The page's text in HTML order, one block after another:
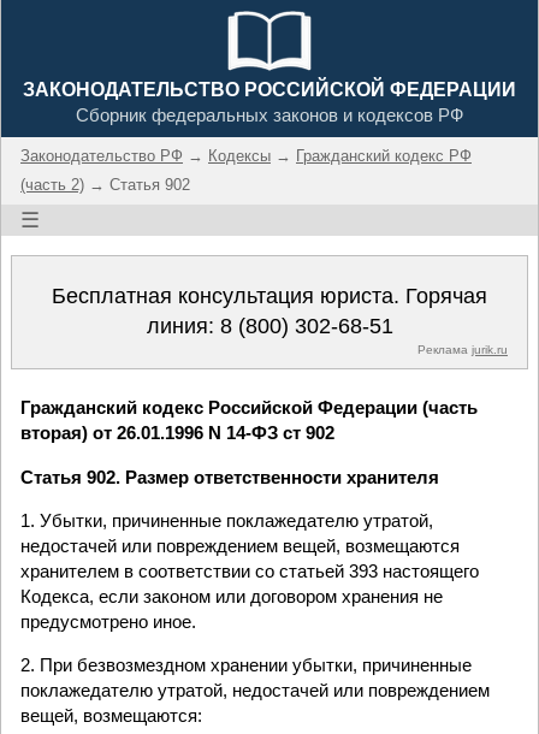
ЗАКОНОДАТЕЛЬСТВО РОССИЙСКОЙ ФЕДЕРАЦИИ
Сборник федеральных законов и кодексов РФ
Законодательство РФ → Кодексы → Гражданский кодекс РФ
(часть 2) → Статья 902
☰
Бесплатная консультация юриста. Горячая
линия: 8 (800) 302-68-51
Реклама jurik.ru
Гражданский кодекс Российской Федерации (часть
вторая) от 26.01.1996 N 14-ФЗ ст 902
Статья 902. Размер ответственности хранителя
1. Убытки, причиненные поклажедателю утратой,
недостачей или повреждением вещей, возмещаются
хранителем в соответствии со статьей 393 настоящего
Кодекса, если законом или договором хранения не
предусмотрено иное.
2. При безвозмездном хранении убытки, причиненные
поклажедателю утратой, недостачей или повреждением
вещей, возмещаются: